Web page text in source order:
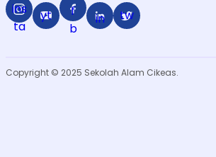
ins
ta
yt
f
b
in tw
Copyright © 2025 Sekolah Alam Cikeas.